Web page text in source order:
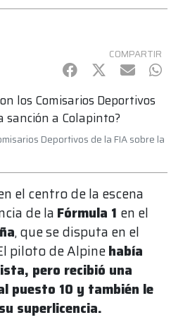
COMPARTIR
Facebook
Twitter
mail
Deportivos de la FIA sobre la
el centro de la escena
de la Fórmula 1 en el
, que se disputa en el
piloto de Alpinehabía
pero recibió una
puesto 10 y también le
superlicencia.